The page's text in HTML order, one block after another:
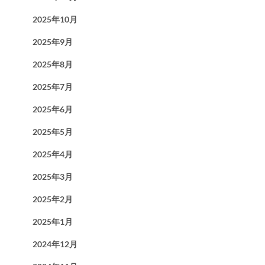
2025年10月
2025年9月
2025年8月
2025年7月
2025年6月
2025年5月
2025年4月
2025年3月
2025年2月
2025年1月
2024年12月